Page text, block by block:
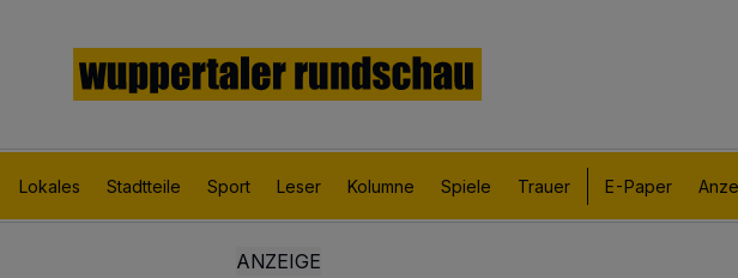
Lokales Stadtteile Sport Leser Kolumne Spiele Trauer E-Paper